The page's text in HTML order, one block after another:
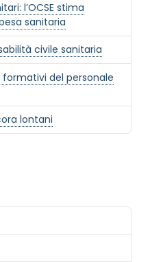
l’OCSE stima
sanitaria
civile sanitaria
del personale
lontani